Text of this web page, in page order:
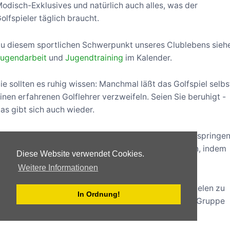
Diese Website verwendet Cookies.
Weitere Informationen
In Ordnung!
Exklusives und natürlich auch alles, was der
täglich braucht.
diesem sportlichen Schwerpunkt unseres Clublebens
undJugendtraining im Kalender.
sollten es ruhig wissen: Manchmal läßt das Golfspiel
erfahrenen Golflehrer verzweifeln. Seien Sie beruhigt -
gibt sich auch wieder.
Sportarten, wie beispielsweise Fußball oder
überwiegend von einem Sessel aus betrieben, indem
einfache Möglichkeit, in Kontakt mit dem Golfspielen zu
Schnupperkurs
, den Sie auch als Gruppe